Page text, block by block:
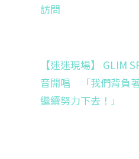
訪問
【迷迷現場】 GLIM
音開唱 「我們背負
繼續努力下去！」